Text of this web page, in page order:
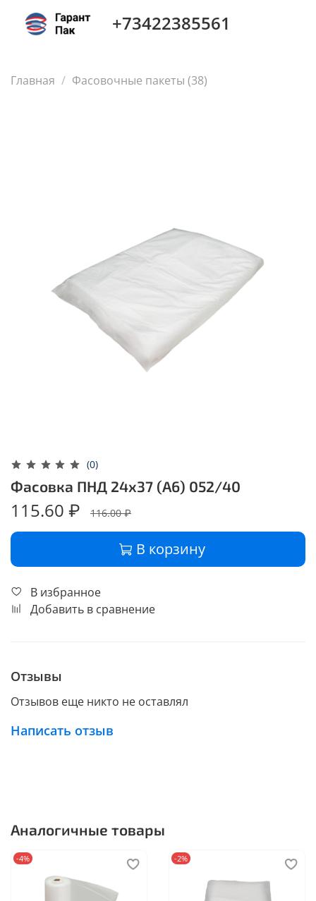
+73422385561
Главная Фасовочные пакеты (38)
(0)
Фасовка ПНД 24х37 (А6) 052/40
115.60 ₽ 116.00 ₽
В корзину
В избранное
Добавить в сравнение
Отзывы
Отзывов еще никто не оставлял
Написать отзыв
Аналогичные товары
-4% -2%